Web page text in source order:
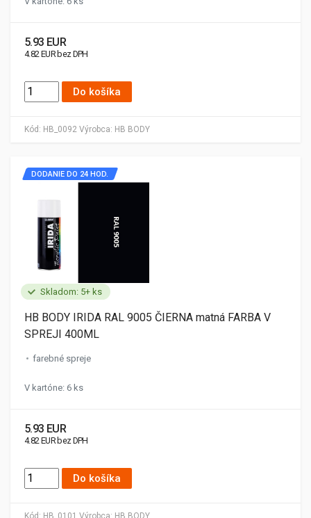
Kód: HB_0092 Výrobca: HB BODY
5.93 EUR
4.82 EUR bez DPH
Do košíka
Skladom: 5+ ks
Kód: HB_0101 Výrobca: HB BODY
DODANIE DO 24 HOD.
HB BODY IRIDA RAL 9005 ČIERNA matná FARBA V
SPREJI 400ML
farebné spreje
V kartóne: 6 ks
5.93 EUR
4.82 EUR bez DPH
Do košíka